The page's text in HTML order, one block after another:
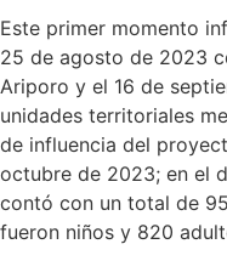
Este primer momento
25 de agosto de 2023
Ariporo y el 16 de
unidades territoriales
de influencia del
octubre de 2023; en el
contó con un total de
fueron niños y 820